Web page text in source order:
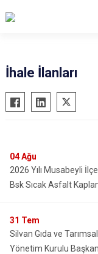
İhale İlanları
04Ağu
2026 Yılı Musabeyli
Bsk Sıcak Asfalt
31 Tem
Silvan Gıda ve
Yönetim Kurulu